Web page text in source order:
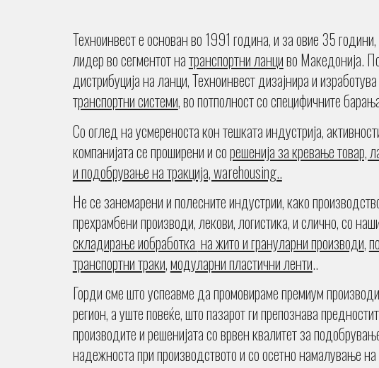
Техноинвесте основан во 1991 година, и за овие35
лидер во сегментот натранспортни ланциво Македонија.
дистрибуција на ланци, Техноинвест дизајнира и
транспортни системи, во потполност со специфичните
Со оглед на усмереноста кон тешката индустрија,
компанијата се проширени и сорешенија за кревање товар,
и подобрување на тракција, warehousing..
Не се занемарени и полесните индустрии, како
прехрамбени производи, лекови, логистика, и слично, со
складирање иобработка на жито и грануларни производи,
транспортни траки,модуларни пластични ленти..
Горди сме што успеавме да промовираме премиум
регион, а уште повеќе, што пазарот ги препознава
производите и решенијата со врвен квалитет за
надежноста при производството и со осетно намалување на